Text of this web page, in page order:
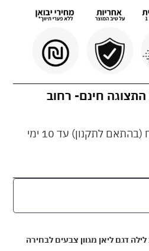
חינם- רחוב
משלוח חינם - עם שליח (בהתאם לתקנון) עד 10 ימי
דגם ליאן מגוון צבעים לבחירה